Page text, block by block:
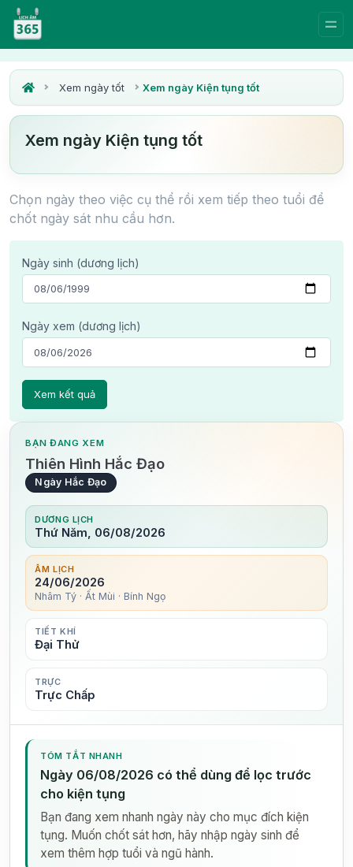
Xem ngày tốt Xem ngày Kiện tụng tốt
Xem ngày Kiện tụng tốt
Chọn ngày theo việc cụ thể rồi xem tiếp theo tuổi để
chốt ngày sát nhu cầu hơn.
Ngày sinh (dương lịch)
Ngày xem (dương lịch)
BẠN ĐANG XEM
Thiên Hình Hắc Đạo
Ngày Hắc Đạo
DƯƠNG LỊCH
Thứ Năm, 06/08/2026
ÂM LỊCH
24/06/2026
Nhâm Tý · Ất Mùi · Bính Ngọ
TIẾT KHÍ
Đại Thử
TRỰC
Trực Chấp
TÓM TẮT NHANH
Ngày 06/08/2026 có thể dùng để lọc trước
cho kiện tụng
Bạn đang xem nhanh ngày này cho mục đích kiện
tụng. Muốn chốt sát hơn, hãy nhập ngày sinh để
xem thêm hợp tuổi và ngũ hành.